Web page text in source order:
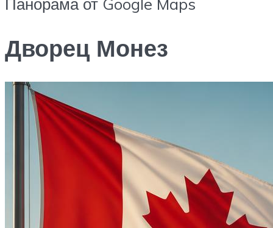
Дворец Монез